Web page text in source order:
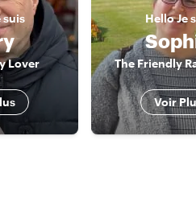
suis
Lover
HelloJe
The Friendly
Voir